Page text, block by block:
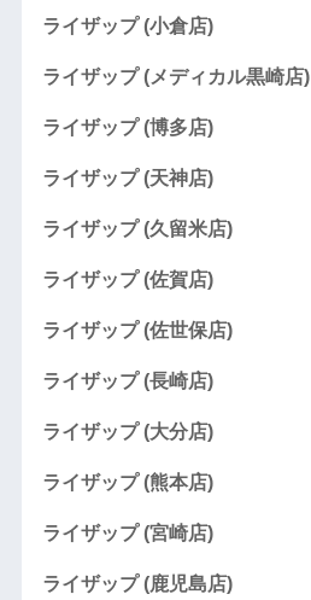
ライザップ (小倉店)
ライザップ (メディカル黒崎店)
ライザップ (博多店)
ライザップ (天神店)
ライザップ (久留米店)
ライザップ (佐賀店)
ライザップ (佐世保店)
ライザップ (長崎店)
ライザップ (大分店)
ライザップ (熊本店)
ライザップ (宮崎店)
ライザップ (鹿児島店)